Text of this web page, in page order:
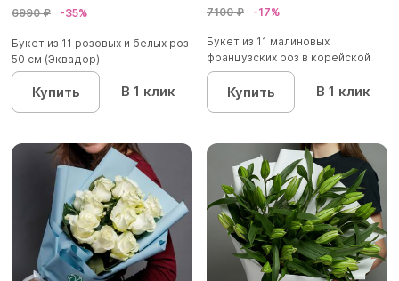
6990 ₽ -35%
Букет из 11 розовых и белых роз
50 см (Эквадор)
Купить В 1 клик
7100 ₽ -17%
Букет из 11 малиновых
французских роз в корейской
матов...
Купить В 1 клик